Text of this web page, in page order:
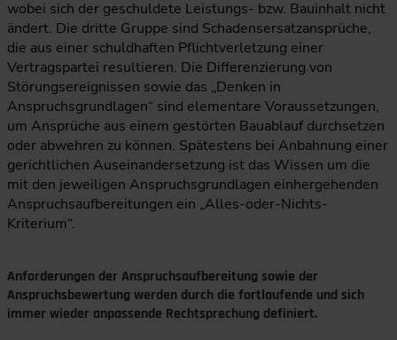
wobei sich der geschuldete Leistungs- bzw. Bauinhalt nicht
ändert. Die dritte Gruppe sind Schadensersatzansprüche,
die aus einer schuldhaften Pflichtverletzung einer
Vertragspartei resultieren. Die Differenzierung von
Störungsereignissen sowie das „Denken in
Anspruchsgrundlagen“ sind elementare Voraussetzungen,
um Ansprüche aus einem gestörten Bauablauf durchsetzen
oder abwehren zu können. Spätestens bei Anbahnung einer
gerichtlichen Auseinandersetzung ist das Wissen um die
mit den jeweiligen Anspruchsgrundlagen einhergehenden
Anspruchsaufbereitungen ein „Alles-oder-Nichts-
Kriterium“.
Anforderungen der Anspruchsaufbereitung sowie der
Anspruchsbewertung werden durch die fortlaufende und sich
immer wieder anpassende Rechtsprechung definiert.